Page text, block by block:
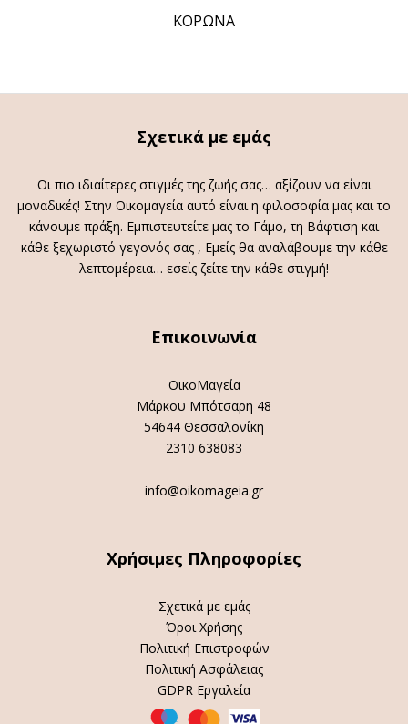
Post
ΚΟΡΩΝΑ
Σχετικά με εμάς
Οι πιο ιδιαίτερες στιγμές της ζωής σας… αξίζουν να είναι
μοναδικές! Στην Οικομαγεία αυτό είναι η φιλοσοφία μας και το
κάνουμε πράξη. Εμπιστευτείτε μας το Γάμο, τη Βάφτιση και
κάθε ξεχωριστό γεγονός σας , Εμείς θα αναλάβουμε την κάθε
λεπτομέρεια… εσείς ζείτε την κάθε στιγμή!
Επικοινωνία
ΟικοΜαγεία
Μάρκου Μπότσαρη 48
54644 Θεσσαλονίκη
2310 638083
info@oikomageia.gr
Χρήσιμες Πληροφορίες
Σχετικά με εμάς
Όροι Χρήσης
Πολιτική Επιστροφών
Πολιτική Ασφάλειας
GDPR Εργαλεία